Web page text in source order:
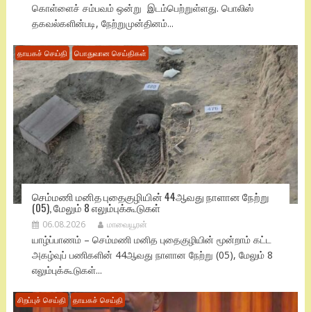
கொள்ளைச் சம்பவம் ஒன்று இடம்பெற்றுள்ளது. பொலிஸ்
தகவல்களின்படி, நேற்றுமுன்தினம்...
தாயகச் செய்தி பொதுவான செய்திகள்
செம்மணி மனித புதைகுழியின் 44ஆவது நாளான நேற்று
(05), மேலும் 8 எலும்புக்கூடுகள்
06.08.2026 மாவையூரன்
யாழ்ப்பாணம் – செம்மணி மனித புதைகுழியின் மூன்றாம் கட்ட
அகழ்வுப் பணிகளின் 44ஆவது நாளான நேற்று (05), மேலும் 8
எலும்புக்கூடுகள்...
சிறப்புச் செய்தி தாயகச் செய்தி